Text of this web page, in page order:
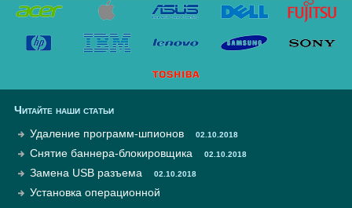
Читайте наши статьи
Удаление программ-шпионов
02.10.2018
Снятие баннера-блокировщика 02.10.2018
Замена USB разъема 02.10.2018
Установка операционной